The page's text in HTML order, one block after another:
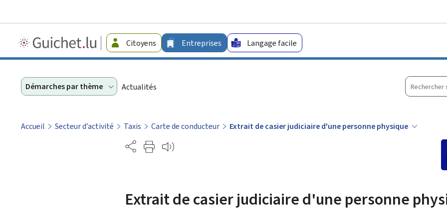
Guichet.lu
-
Citoyens Entreprises Langage facile
Démarches par thème Actualités
sur
site
Accueil Secteur d’activité Taxis Carte de conducteur
Extrait de casier judiciaire d'une personne physique
Partage
Extrait de casier judiciaire d'une personne